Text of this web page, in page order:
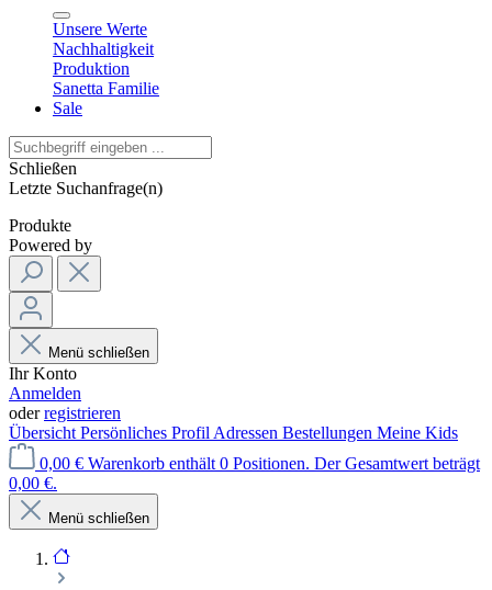
Unsere Werte
Nachhaltigkeit
Produktion
Sanetta Familie
Sale
Schließen
Letzte Suchanfrage(n)
Produkte
Powered by
Menü schließen
Ihr Konto
Anmelden
oderregistrieren
Übersicht Persönliches Profil Adressen Bestellungen Meine Kids
0,00 € Warenkorb enthält 0 Positionen. Der Gesamtwert beträgt
0,00 €.
Menü schließen